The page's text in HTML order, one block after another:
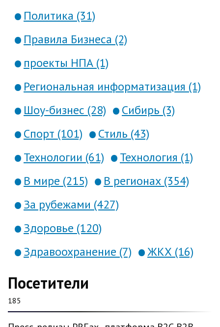
Политика (31)
Правила Бизнеса (2)
проекты НПА (1)
Региональная информатизация (1)
Шоу-бизнес (28)
Сибирь (3)
Спорт (101)
Стиль (43)
Технологии (61)
Технология (1)
В мире (215)
В регионах (354)
За рубежами (427)
Здоровье (120)
Здравоохранение (7)
ЖКХ (16)
Посетители
185